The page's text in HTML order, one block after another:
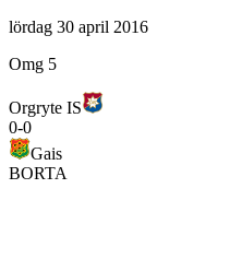
lördag 30 april 2016
Omg 5
Orgryte IS
0-0
Gais
BORTA